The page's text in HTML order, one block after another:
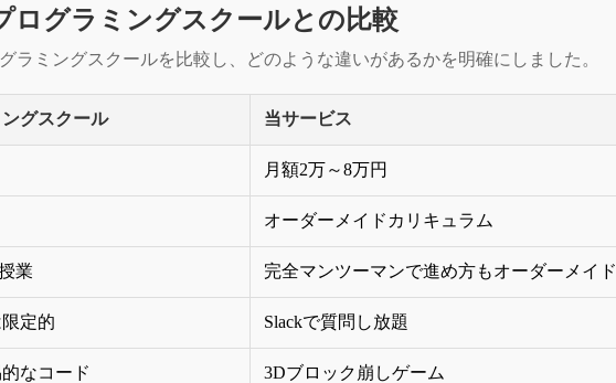
ログラミングスクールとの比較
ラミングスクールを比較し、どのような違いがあるかを明確にしました。
グスクール 当サービス
月額2万～8万円
オーダーメイドカリキュラム
業 完全マンツーマンで進め方もオーダーメイド
定的 Slackで質問し放題
なコード 3Dブロック崩しゲーム